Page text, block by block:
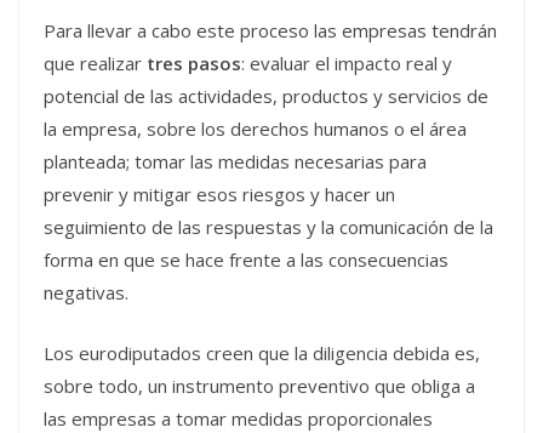
Para llevar a cabo este proceso las empresas tendrán
que realizar tres pasos: evaluar el impacto real y
potencial de las actividades, productos y servicios de
la empresa, sobre los derechos humanos o el área
planteada; tomar las medidas necesarias para
prevenir y mitigar esos riesgos y hacer un
seguimiento de las respuestas y la comunicación de la
forma en que se hace frente a las consecuencias
negativas.
Los eurodiputados creen que la diligencia debida es,
sobre todo, un instrumento preventivo que obliga a
las empresas a tomar medidas proporcionales